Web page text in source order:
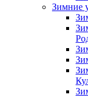
Зимние